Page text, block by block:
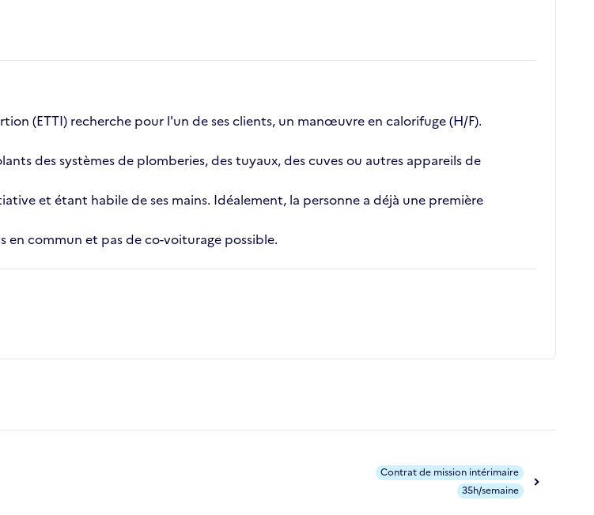
(ETTI) recherche pour l'un de ses clients, un manœuvre en calorifuge (H/F).
des systèmes de plomberies, des tuyaux, des cuves ou autres appareils de
et étant habile de ses mains. Idéalement, la personne a déjà une première
en commun et pas de co-voiturage possible.
Contrat de mission intérimaire
35h/semaine